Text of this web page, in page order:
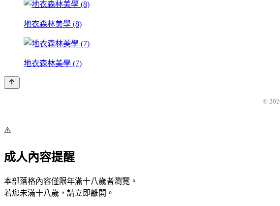
地衣森林美學 (8)
地衣森林美學 (7)
©
⚠️
成人內容提醒
本部落格內容僅限年滿十八歲者瀏覽。
若您未滿十八歲，請立即離開。